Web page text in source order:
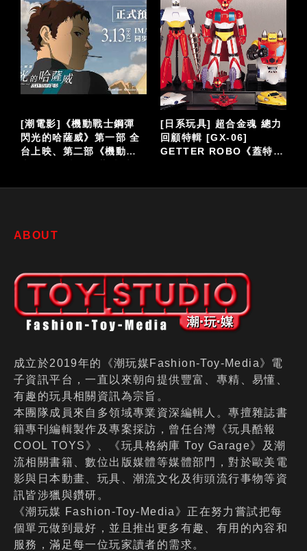
[美系玩具]
Sideshow《馴龍高手3》
光煞 雕像完成品
[潮電影]《阿凡達：火與
燼》全版本預售票熱烈開
賣！搶限量好禮！全台震
ABOUT
成立於2019年的《潮玩媒Fashion-Toy-Media》電
子資訊平台，一直以來朝向提供豐富、專精、易懂、
有趣的玩具相關資訊為宗旨。
本團隊成員來自多領域專業資深編輯人。專擅雜誌書
籍專刊編輯製作及專案採訪，曾任台灣《玩具酷報
COOL TOYS》、《玩具格納庫 Toy Garage》及潮
流相關書籍、數位出版媒體等媒體部門，對於歐美電
影與日本動畫、玩具、潮流文化及街頭流行事物等資
訊皆涉獵與鑽研。
《潮玩媒 Fashion-Toy-Media》正在努力嘗試把每
個單元做到最好，並且推出更多有趣、有用的內容和
服務，滿足每一位玩家讀者的需求。